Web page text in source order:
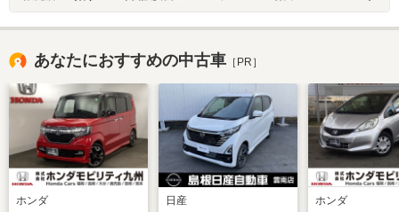
あなたにおすすめの中古車 ［PR］
ホンダ 日産 ホンダ